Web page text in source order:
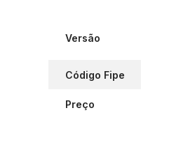
Versão
Código Fipe
Preço